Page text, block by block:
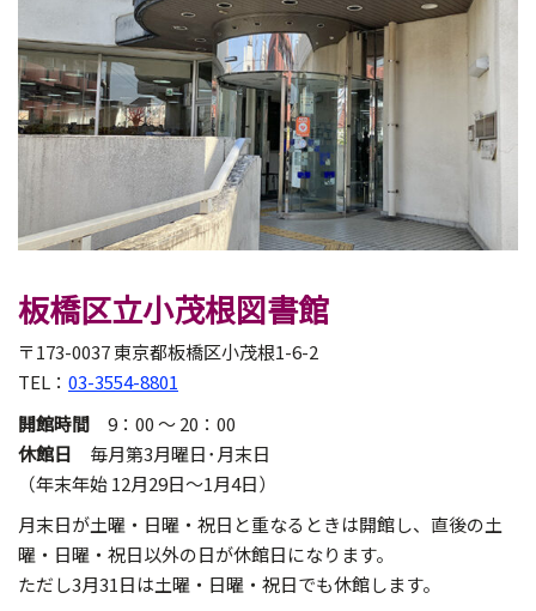
板橋区立小茂根図書館
〒173-0037 東京都板橋区小茂根1-6-2
TEL： 03-3554-8801
開館時間 9：00 ～ 20：00
休館日 毎月第3月曜日･月末日
（年末年始 12月29日～1月4日）
月末日が土曜・日曜・祝日と重なるときは開館し、直後の土
曜・日曜・祝日以外の日が休館日になります。
ただし3月31日は土曜・日曜・祝日でも休館します。